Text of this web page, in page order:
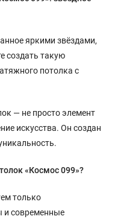
яркими звёздами,
создать такую
потолка с
— не просто элемент
искусства. Он создан
«Космос 099»?
только
и современные